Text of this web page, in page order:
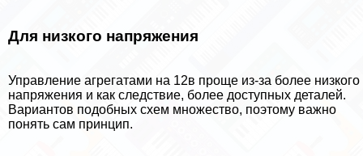
Для низкого напряжения
Управление агрегатами на 12в проще из-за более низкого
напряжения и как следствие, более доступных деталей.
Вариантов подобных схем множество, поэтому важно
понять сам принцип.